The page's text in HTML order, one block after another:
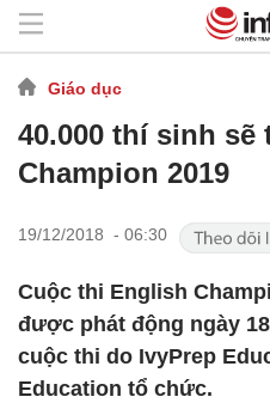
Giáo dục
40.000 thí sinh sẽ
Champion 2019
19/12/2018 - 06:30
Cuộc thi English
được phát động ngày
cuộc thi do IvyPrep
Education tổ chức.